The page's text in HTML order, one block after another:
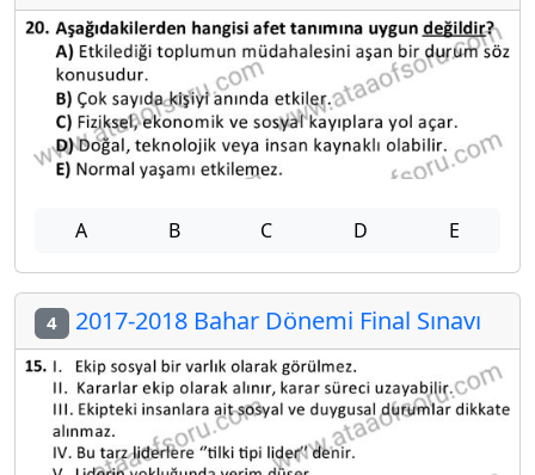
A B C D E
4 2017-2018 Bahar Dönemi Final Sınavı